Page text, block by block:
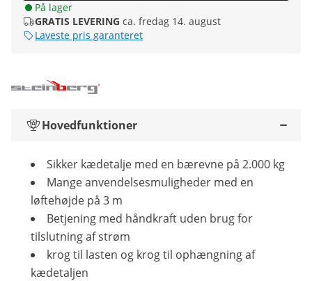
På lager
GRATIS LEVERING ca. fredag 14. august
Laveste pris garanteret
Hovedfunktioner
Sikker kædetalje med en bærevne på 2.000 kg
Mange anvendelsesmuligheder med en
løftehøjde på 3 m
Betjening med håndkraft uden brug for
tilslutning af strøm
krog til lasten og krog til ophængning af
kædetaljen